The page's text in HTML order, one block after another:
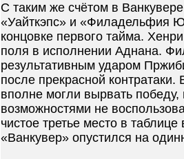
С таким же счётом в
«Уайткэпс» и «Филадельфия
концовке первого тайма.
поля в исполнении Аднана.
результативным ударом
после прекрасной контратаки.
вполне могли вырвать
возможностями не
чистое третье место в
«Ванкувер» опустился на